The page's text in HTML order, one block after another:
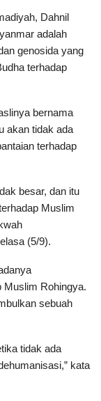
Dahnil
adalah
genosida yang
terhadap
bernama
akan tidak ada
terhadap
besar, dan itu
Muslim
(5/9).
Muslim Rohingya.
sebuah
tidak ada
kata